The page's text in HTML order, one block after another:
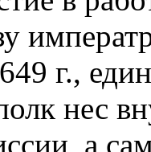
г.,
нес
а